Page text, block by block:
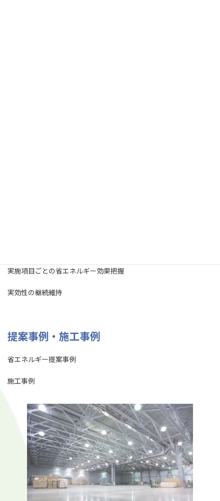
実施項目ごとの省エネルギー効果把握
実効性の継続維持
提案事例・施工事例
省エネルギー提案事例
施工事例